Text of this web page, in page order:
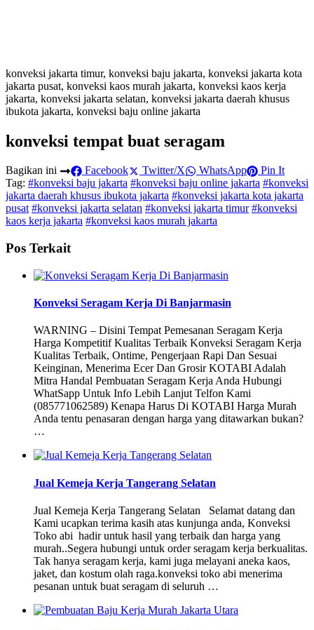
konveksi jakarta timur, konveksi baju jakarta, konveksi jakarta kota
jakarta pusat, konveksi kaos murah jakarta, konveksi kaos kerja
jakarta, konveksi jakarta selatan, konveksi jakarta daerah khusus
ibukota jakarta, konveksi baju online jakarta
konveksi tempat buat seragam
Bagikan ini Facebook Twitter/X WhatsApp
Pin It
Tag: #konveksi baju jakarta #konveksi baju online jakarta #konveksi
jakarta daerah khusus ibukota jakarta #konveksi jakarta kota jakarta
pusat #konveksi jakarta selatan #konveksi jakarta timur #konveksi
kaos kerja jakarta #konveksi kaos murah jakarta
Pos Terkait
Konveksi Seragam Kerja Di Banjarmasin
WARNING – Disini Tempat Pemesanan Seragam Kerja
Harga Kompetitif Kualitas Terbaik Konveksi Seragam Kerja
Kualitas Terbaik, Ontime, Pengerjaan Rapi Dan Sesuai
Keinginan, Menerima Ecer Dan Grosir KOTABI Adalah
Mitra Handal Pembuatan Seragam Kerja Anda Hubungi
WhatSapp Untuk Info Lebih Lanjut Telfon Kami
(085771062589) Kenapa Harus Di KOTABI Harga Murah
Anda tentu penasaran dengan harga yang ditawarkan bukan?
…
Jual Kemeja Kerja Tangerang Selatan
Jual Kemeja Kerja Tangerang Selatan Selamat datang dan
Kami ucapkan terima kasih atas kunjunga anda, Konveksi
Toko abi hadir untuk hasil yang terbaik dan harga yang
murah..Segera hubungi untuk order seragam kerja berkualitas.
Tak hanya seragam kerja, kami juga melayani aneka kaos,
jaket, dan kostum olah raga.konveksi toko abi menerima
pesanan untuk buat seragam di seluruh …